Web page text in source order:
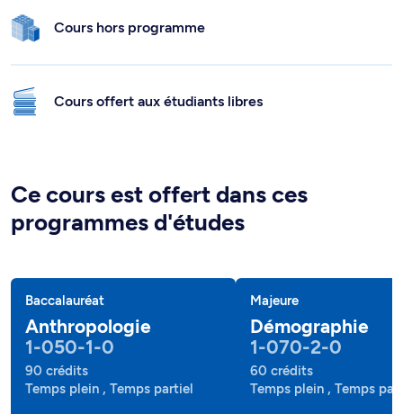
Cours hors programme
Cours offert aux étudiants libres
Ce cours est offert dans ces
programmes d'études
Baccalauréat
Anthropologie
1-050-1-0
90 crédits
Temps plein , Temps partiel
Majeure
Démographie
1-070-2-0
60 crédits
Temps plein , Temps